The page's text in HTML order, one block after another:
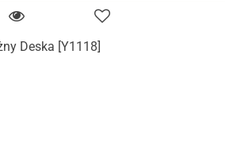
Deska [Y1118]